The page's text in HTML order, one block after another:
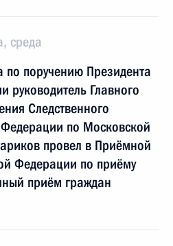
среда
поручению Президента
руководитель Главного
Следственного
по Московской
провел в Приёмной
Федерации по приёму
приём граждан